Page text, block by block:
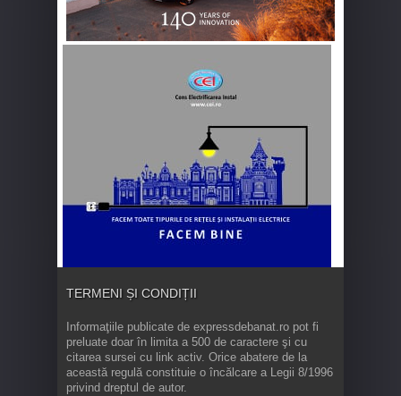
TERMENI ȘI CONDIȚII
Informaţiile publicate de expressdebanat.ro pot fi
preluate doar în limita a 500 de caractere şi cu
citarea sursei cu link activ. Orice abatere de la
această regulă constituie o încălcare a Legii 8/1996
privind dreptul de autor.